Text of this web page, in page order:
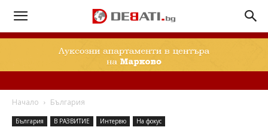
Начало България
България В РАЗВИТИЕ Интервю На фокус